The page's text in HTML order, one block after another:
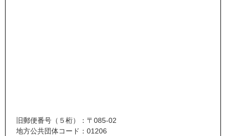
旧郵便番号（５桁）：〒085-02
地方公共団体コード：01206